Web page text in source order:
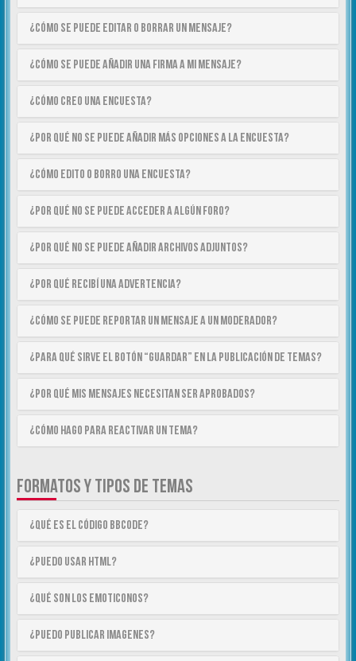
¿Cómo se puede editar o borrar un mensaje?
¿Cómo se puede añadir una firma a mi mensaje?
¿Cómo creo una encuesta?
¿Por qué no se puede añadir más opciones a la encuesta?
¿Cómo edito o borro una encuesta?
¿Por qué no se puede acceder a algún foro?
¿Por qué no se puede añadir archivos adjuntos?
¿Por qué recibí una advertencia?
¿Cómo se puede reportar un mensaje a un moderador?
¿Para qué sirve el botón “Guardar” en la publicación de temas?
¿Por qué mis mensajes necesitan ser aprobados?
¿Cómo hago para reactivar un tema?
FORMATOS Y TIPOS DE TEMAS
¿Qué es el código BBCode?
¿Puedo usar HTML?
¿Qué son los emoticonos?
¿Puedo publicar imagenes?